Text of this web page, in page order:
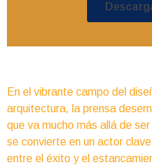
En el vibrante campo del
arquitectura, la prensa
que va mucho más allá de
se convierte en un actor
entre el éxito y el